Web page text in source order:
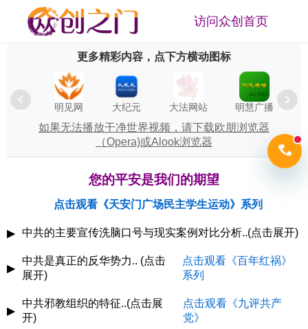
访问众创首页
更多精彩内容，点下方横动图标
播放 明见网 大纪元 大法网站 明慧广播
如果无法播放干净世界视频，请下载欧朋浏览器
（Opera)或Alook浏览器
您的平安是我们的期望
点击观看《天安门广场民主学生运动》系列
▶ 中共的主要宣传洗脑口号与现实案例对比分析..(点击展开)
一、思想洗脑的核心目的
巩固统治合法性（如：党=国家）
消除批判性思维（只接受党的叙事）
制造群众依赖性（民众心理上不能离开党）
▶
中共是真正的反华势力.. (点击
展开)
点击观看《百年红祸》
系列
百年来，中共以极权统治和恐怖手段一步步掠夺中华儿女的
个人财富、剥夺公民基本自由，霸占民族资源，把一个文明
▶
中共邪教组织的特征..(点击展
开)
点击观看《九评共产
党》